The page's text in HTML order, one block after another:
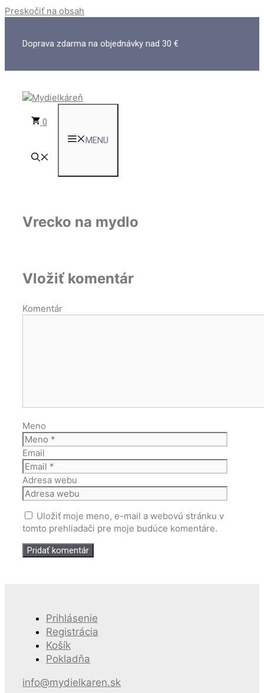
Preskočiť na obsah
Doprava zdarma na objednávky nad 30 €
0
MENU
Vrecko na mydlo
Vložiť komentár
Komentár
Meno
Email
Adresa webu
Uložiť moje meno, e-mail a webovú stránku v
tomto prehliadači pre moje budúce komentáre.
Prihlásenie
Registrácia
Košík
Pokladňa
info@mydielkaren.sk